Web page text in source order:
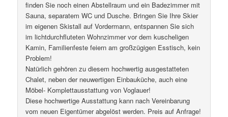
finden Sie noch einen Abstellraum und ein Badezimmer mit
Sauna, separatem WC und Dusche. Bringen Sie Ihre Skier
im eigenen Skistall auf Vordermann, entspannen Sie sich
im lichtdurchfluteten Wohnzimmer vor dem kuscheligen
Kamin, Familienfeste feiern am großzügigen Esstisch, kein
Problem!
Natürlich gehören zu diesem hochwertig ausgestatteten
Chalet, neben der neuwertigen Einbauküche, auch eine
Möbel- Komplettausstattung von Voglauer!
Diese hochwertige Ausstattung kann nach Vereinbarung
vom neuen Eigentümer abgelöst werden. Preis auf Anfrage!